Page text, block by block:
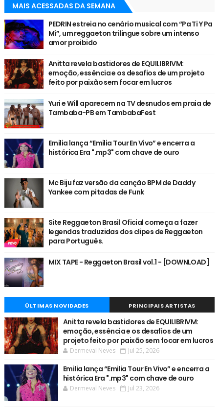
MAIS ACESSADAS DA SEMANA
PEDRIN estreia no cenário musical com “Pa Ti Y Pa
Mí”, um reggaeton trilingue sobre um intenso
amor proibido
Anitta revela bastidores de EQUILIBRIVM:
emoção, essência e os desafios de um projeto
feito por paixão sem focar em lucros
Yuri e Will aparecem na TV desnudos em praia de
Tambaba-PB em TambabaFest
Emilia lança “Emilia Tour En Vivo” e encerra a
histórica Era ".mp3" com chave de ouro
Mc Biju faz versão da canção BPM de Daddy
Yankee com pitadas de Funk
Site Reggaeton Brasil Oficial começa a fazer
legendas traduzidas dos clipes de Reggaeton
para Português.
MIX TAPE - Reggaeton Brasil vol.1 - [DOWNLOAD]
ÚLTIMAS NOVIDADES PRINCIPAIS ARTISTAS
Anitta revela bastidores de EQUILIBRIVM:
emoção, essência e os desafios de um
projeto feito por paixão sem focar em lucros
Dermeval Neves Jul 25, 2026
Emilia lança “Emilia Tour En Vivo” e encerra a
histórica Era ".mp3" com chave de ouro
Dermeval Neves Jul 23, 2026